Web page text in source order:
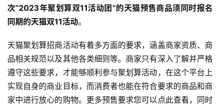
次“2023年聚划算双11活动团”的天猫预售商品须同时报名
同期的天猫双11活动。
天猫聚划算招商活动有着多方面的要求，涵盖商家资质、商
品相关规范以及其他各类细则等。商家只有深入了解并严格
遵守这些要求，才能够顺利参与聚划算活动，在这个平台上
实现自身的商业目标，而消费者也能在符合要求的商品和商
家中进行放心的购物。更多预售要求您可以点此查看，同时